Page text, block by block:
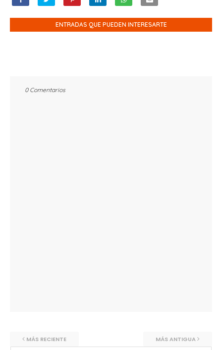
ENTRADAS QUE PUEDEN INTERESARTE
0 Comentarios
MÁS RECIENTE MÁS ANTIGUA